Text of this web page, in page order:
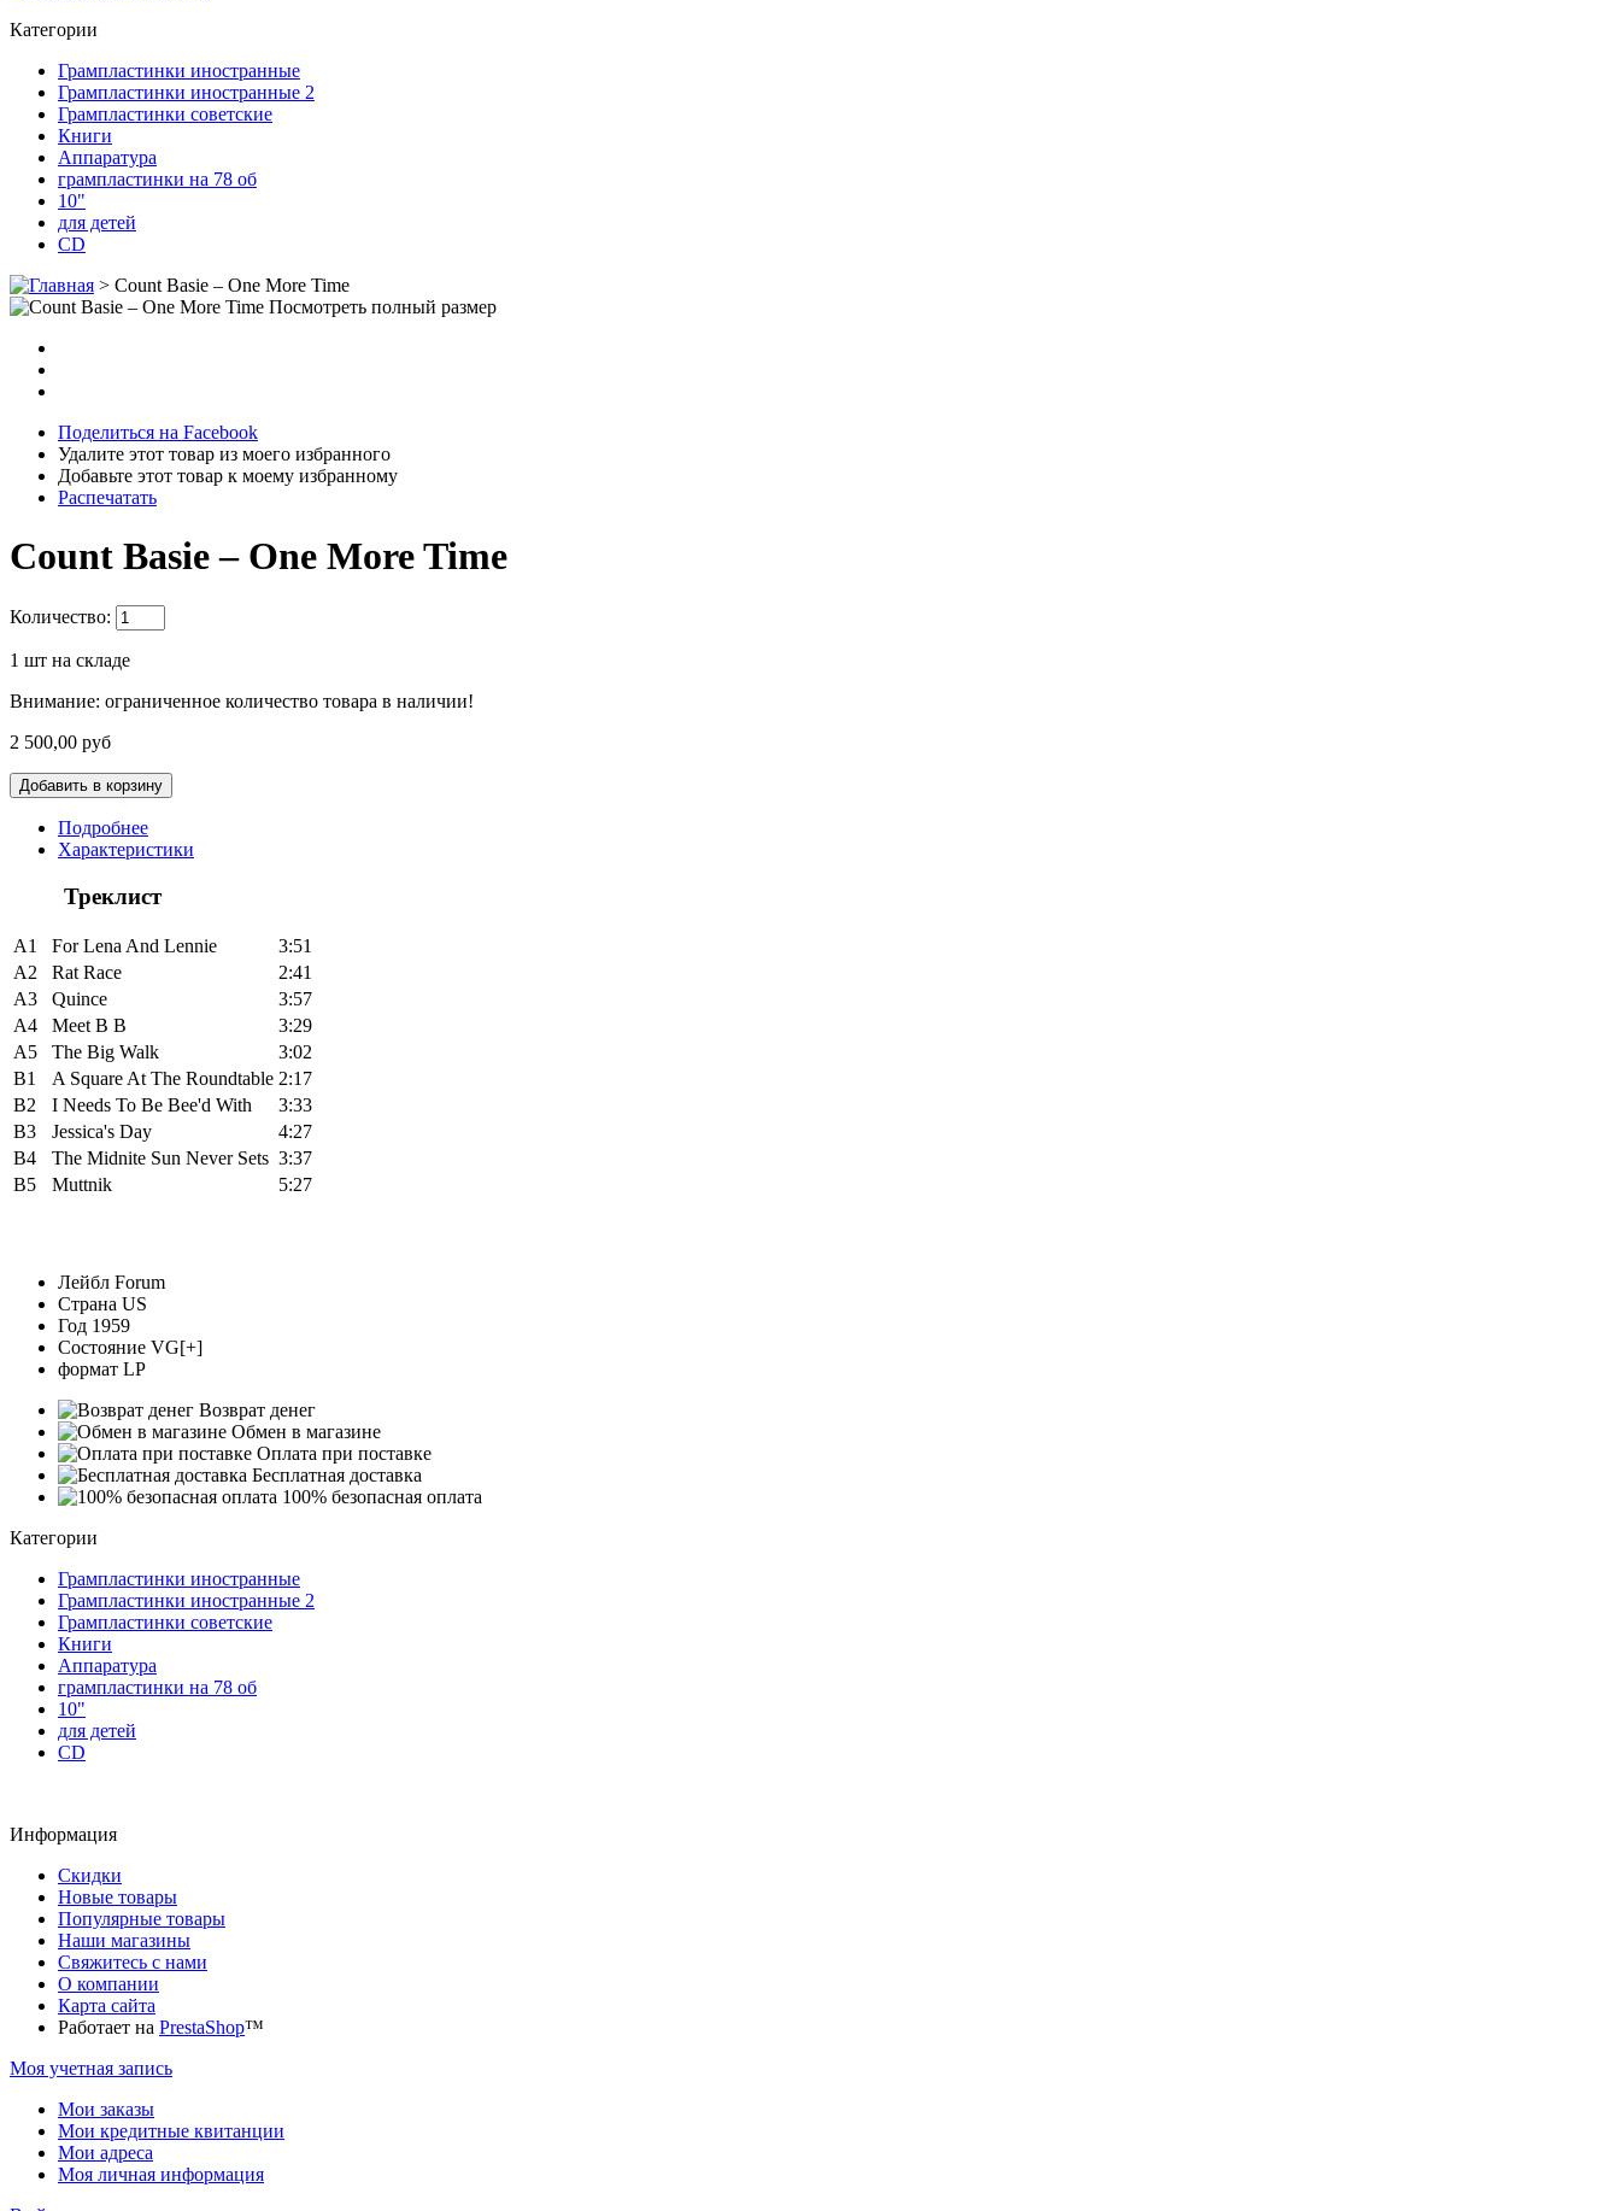
Категории
Грампластинки иностранные
Грампластинки иностранные 2
Грампластинки советские
Книги
Аппаратура
грампластинки на 78 об
10"
для детей
CD
> Count Basie – One More Time
Посмотреть полный размер
Поделиться на Facebook
Удалите этот товар из моего избранного
Добавьте этот товар к моему избранному
Распечатать
Count Basie – One More Time
Количество:
1 шт на складе
Внимание: ограниченное количество товара в наличии!
2 500,00 руб
Подробнее
Характеристики
Треклист
A1 For Lena And Lennie
3:51
A2
Rat Race
2:41
A3
Quince
3:57
A4
Meet B B
3:29
A5
The Big Walk
3:02
B1
A Square At The Roundtable 2:17
B2
I Needs To Be Bee'd With
3:33
B3
Jessica's Day
4:27
B4
The Midnite Sun Never Sets 3:37
B5
Muttnik 5:27
Лейбл Forum
Страна US
Год 1959
Состояние VG[+]
формат LP
Возврат денег
Обмен в магазине
Оплата при поставке
Бесплатная доставка
100% безопасная оплата
Категории
Грампластинки иностранные
Грампластинки иностранные 2
Грампластинки советские
Книги
Аппаратура
грампластинки на 78 об
10"
для детей
CD
Информация
Скидки
Новые товары
Популярные товары
Наши магазины
Свяжитесь с нами
О компании
Карта сайта
Работает на PrestaShop™
Моя учетная запись
Мои заказы
Мои кредитные квитанции
Мои адреса
Моя личная информация